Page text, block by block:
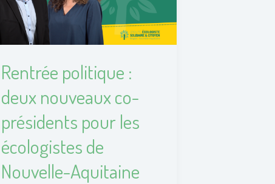
Rentrée politique :
deux nouveaux co-
présidents pour les
écologistes de
Nouvelle-Aquitaine
nouveaux
co-
présidents
les
écologistes
de
Nouvelle-
Aquitaine